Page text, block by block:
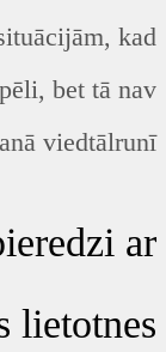
kad
bet tā nav
viedtālrunī.
ar
lietotnes